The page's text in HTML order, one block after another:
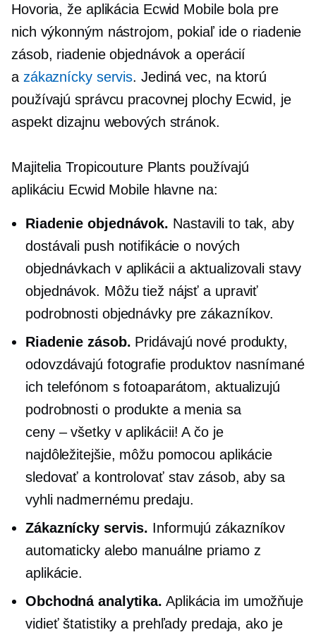
Hovoria, že aplikácia Ecwid Mobile bola pre
nich výkonným nástrojom, pokiaľ ide o riadenie
zásob, riadenie objednávok a operácií
a zákaznícky servis. Jediná vec, na ktorú
používajú správcu pracovnej plochy Ecwid, je
aspekt dizajnu webových stránok.
Majitelia Tropicouture Plants používajú
aplikáciu Ecwid Mobile hlavne na:
Riadenie objednávok. Nastavili to tak, aby
dostávali push notifikácie o nových
objednávkach v aplikácii a aktualizovali stavy
objednávok. Môžu tiež nájsť a upraviť
podrobnosti objednávky pre zákazníkov.
Riadenie zásob. Pridávajú nové produkty,
odovzdávajú fotografie produktov nasnímané
ich telefónom s fotoaparátom, aktualizujú
podrobnosti o produkte a menia sa
ceny – všetkyv aplikácii! A čo je
najdôležitejšie, môžu pomocou aplikácie
sledovať a kontrolovať stav zásob, aby sa
vyhli nadmernému predaju.
Zákaznícky servis. Informujú zákazníkov
automaticky alebo manuálne priamo z
aplikácie.
Obchodná analytika. Aplikácia im umožňuje
vidieť štatistiky a prehľady predaja, ako je